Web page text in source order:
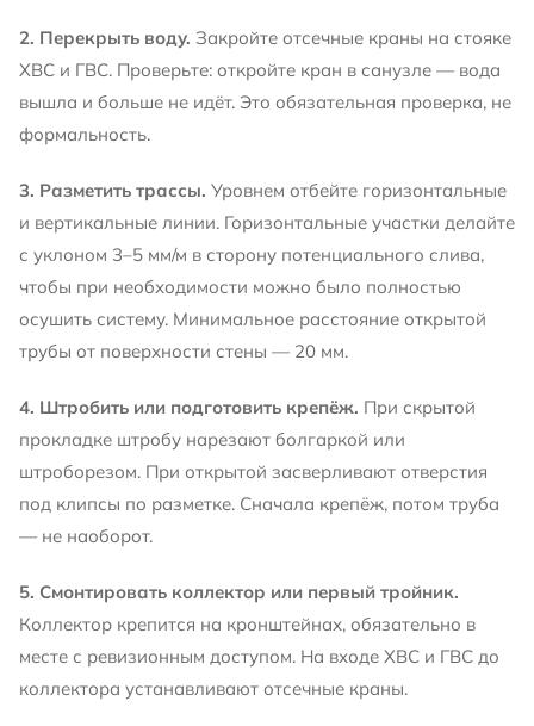
2. Перекрыть воду. Закройте отсечные краны на стояке
ХВС и ГВС. Проверьте: откройте кран в санузле — вода
вышла и больше не идёт. Это обязательная проверка, не
формальность.
3. Разметить трассы. Уровнем отбейте горизонтальные
и вертикальные линии. Горизонтальные участки делайте
с уклоном 3–5 мм/м в сторону потенциального слива,
чтобы при необходимости можно было полностью
осушить систему. Минимальное расстояние открытой
трубы от поверхности стены — 20 мм.
4. Штробить или подготовить крепёж. При скрытой
прокладке штробу нарезают болгаркой или
штроборезом. При открытой засверливают отверстия
под клипсы по разметке. Сначала крепёж, потом труба
— не наоборот.
5. Смонтировать коллектор или первый тройник.
Коллектор крепится на кронштейнах, обязательно в
месте с ревизионным доступом. На входе ХВС и ГВС до
коллектора устанавливают отсечные краны.